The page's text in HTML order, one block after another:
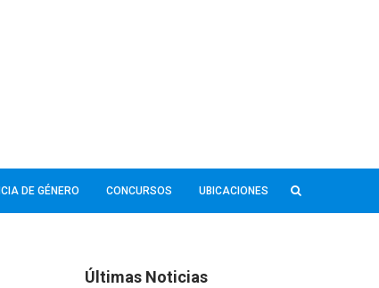
DE GÉNERO CONCURSOS UBICACIONES
Últimas Noticias